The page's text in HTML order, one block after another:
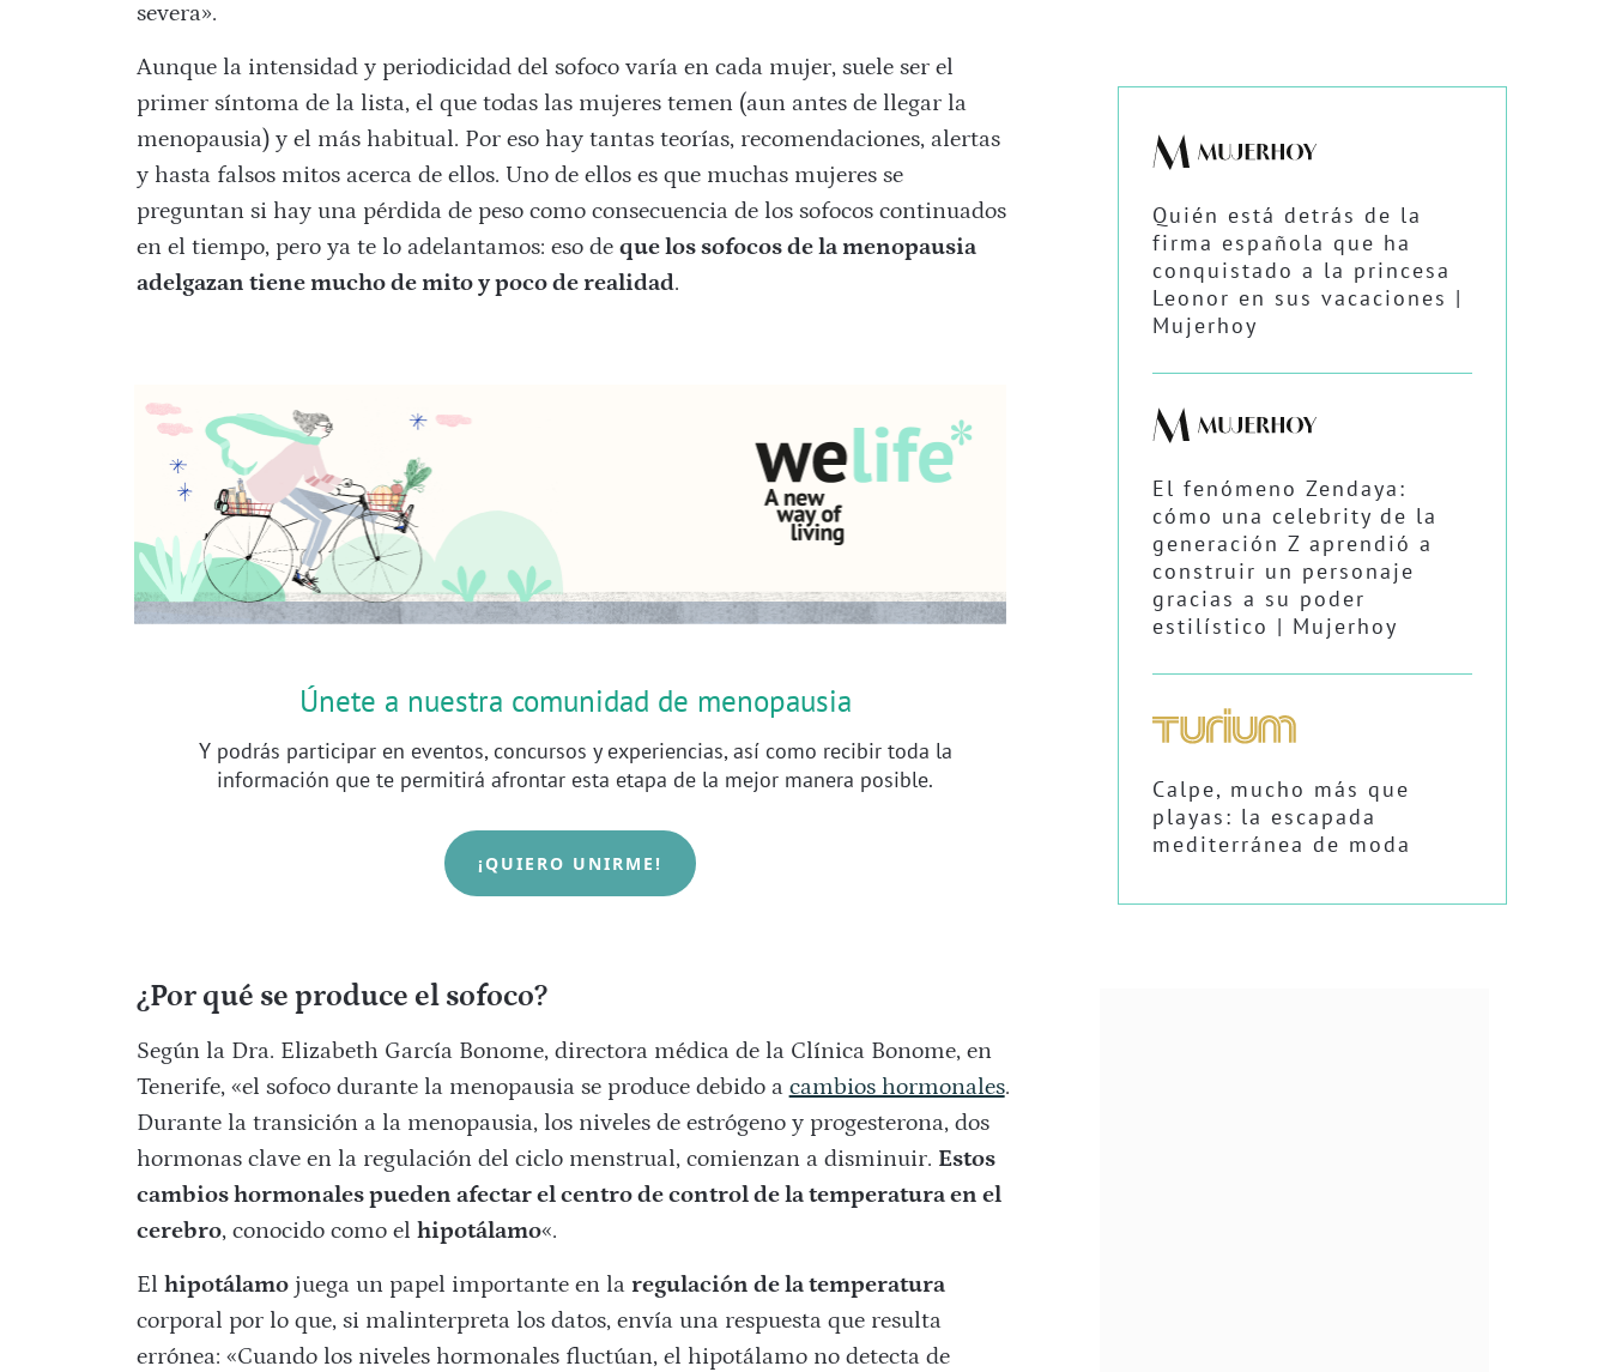
severa».
Aunque la intensidad y periodicidad del sofoco varía en cada mujer, suele ser el
primer síntoma de la lista, el que todas las mujeres temen (aun antes de llegar la
menopausia) y el más habitual. Por eso hay tantas teorías, recomendaciones, alertas
y hasta falsos mitos acerca de ellos. Uno de ellos es que muchas mujeres se
preguntan si hay una pérdida de peso como consecuencia de los sofocos continuados
en el tiempo, pero ya te lo adelantamos: eso de que los sofocos de la menopausia
adelgazan tiene mucho de mito y poco de realidad.
Únete a nuestra comunidad de menopausia
Y podrás participar en eventos, concursos y experiencias, así como recibir toda la
información que te permitirá afrontar esta etapa de la mejor manera posible.
¡QUIERO UNIRME!
¿Por qué se produce el sofoco?
Según la Dra. Elizabeth García Bonome, directora médica de la Clínica Bonome, en
Tenerife, «el sofoco durante la menopausia se produce debido a cambios hormonales.
Durante la transición a la menopausia, los niveles de estrógeno y progesterona, dos
hormonas clave en la regulación del ciclo menstrual, comienzan a disminuir. Estos
cambios hormonales pueden afectar el centro de control de la temperatura en el
cerebro, conocido como el hipotálamo«.
El hipotálamojuega un papel importante en la regulación de la temperatura
corporal por lo que, si malinterpreta los datos, envía una respuesta que resulta
errónea: «Cuando los niveles hormonales fluctúan, el hipotálamo no detecta de
Quién está detrás de la
firma española que ha
conquistado a la princesa
Leonor en sus vacaciones |
Mujerhoy
El fenómeno Zendaya:
cómo una celebrity de la
generación Z aprendió a
construir un personaje
gracias a su poder
estilístico | Mujerhoy
Calpe, mucho más que
playas: la escapada
mediterránea de moda